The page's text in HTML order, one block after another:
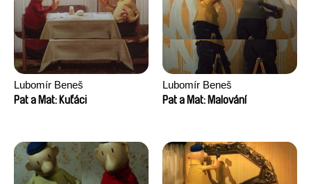
Lubomír Beneš
Pat a Mat: Kuťáci
Lubomír Beneš
Pat a Mat: Malování